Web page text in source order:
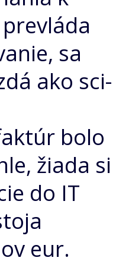
sa
ako sci-
bolo
žiada si
do IT
eur.